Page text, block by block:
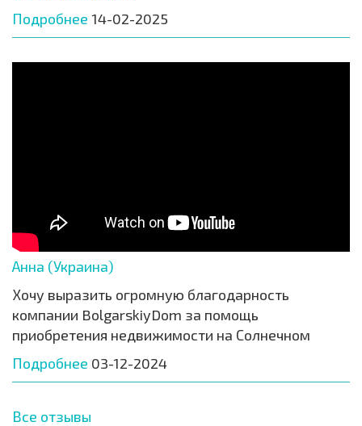
Подробнее 14-02-2025
Анна (Украина)
Хочу выразить огромную благодарность
компании BolgarskiyDom за помощь
приобретения недвижимости на Солнечном
Подробнее 03-12-2024
Все отзывы